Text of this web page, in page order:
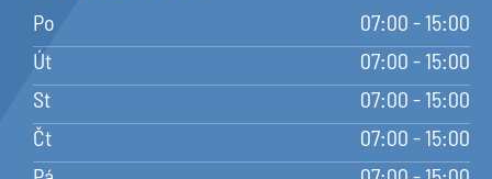
Po
07:00 - 15:00
Út
07:00 - 15:00
St
07:00 - 15:00
Čt
07:00 - 15:00